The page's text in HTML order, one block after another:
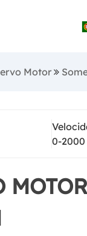
Motor
0-2000